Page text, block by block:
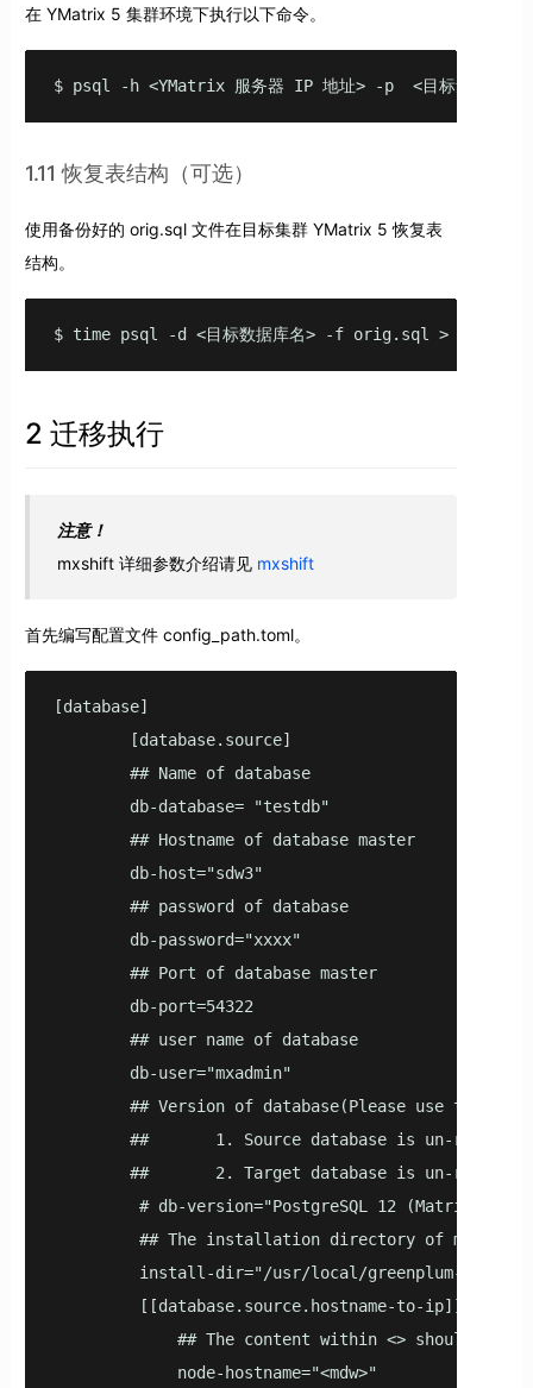
在 YMatrix 5 集群环境下执行以下命令。
$ psql -h <YMatrix 服务器 IP 地址> -p  <目标集群端
1.11 恢复表结构（可选）
使用备份好的 orig.sql 文件在目标集群 YMatrix 5 恢复表
结构。
$ time psql -d <目标数据库名> -f orig.sql >
2 迁移执行
注意！
mxshift 详细参数介绍请见 mxshift
首先编写配置文件 config_path.toml。
[database]
        [database.source]
        ## Name of database
        db-database= "testdb"
        ## Hostname of database master
        db-host="sdw3"
        ## password of database
        db-password="xxxx"
        ## Port of database master
        db-port=54322
        ## user name of database
        db-user="mxadmin"
## Version of database(Please use the
##       1. Source database is un-
##       2. Target database is un-
# db-version="PostgreSQL 12 (MatrixDB
         ## The installation directory of matrixdb
install-dir="/usr/local/greenplum-db-
         [[database.source.hostname-to-ip]]
## The content within <> should be
             node-hostname="<mdw>"